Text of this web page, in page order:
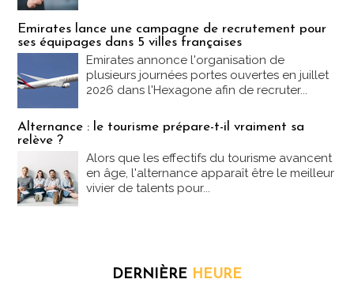
Emirates lance une campagne de recrutement pour
ses équipages dans 5 villes françaises
Emirates annonce l'organisation de
plusieurs journées portes ouvertes en juillet
2026 dans l'Hexagone afin de recruter...
Alternance : le tourisme prépare-t-il vraiment sa
relève ?
Alors que les effectifs du tourisme avancent
en âge, l'alternance apparaît être le meilleur
vivier de talents pour...
DERNIÈRE HEURE